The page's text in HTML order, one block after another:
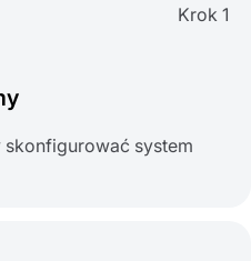
Krok 1
system